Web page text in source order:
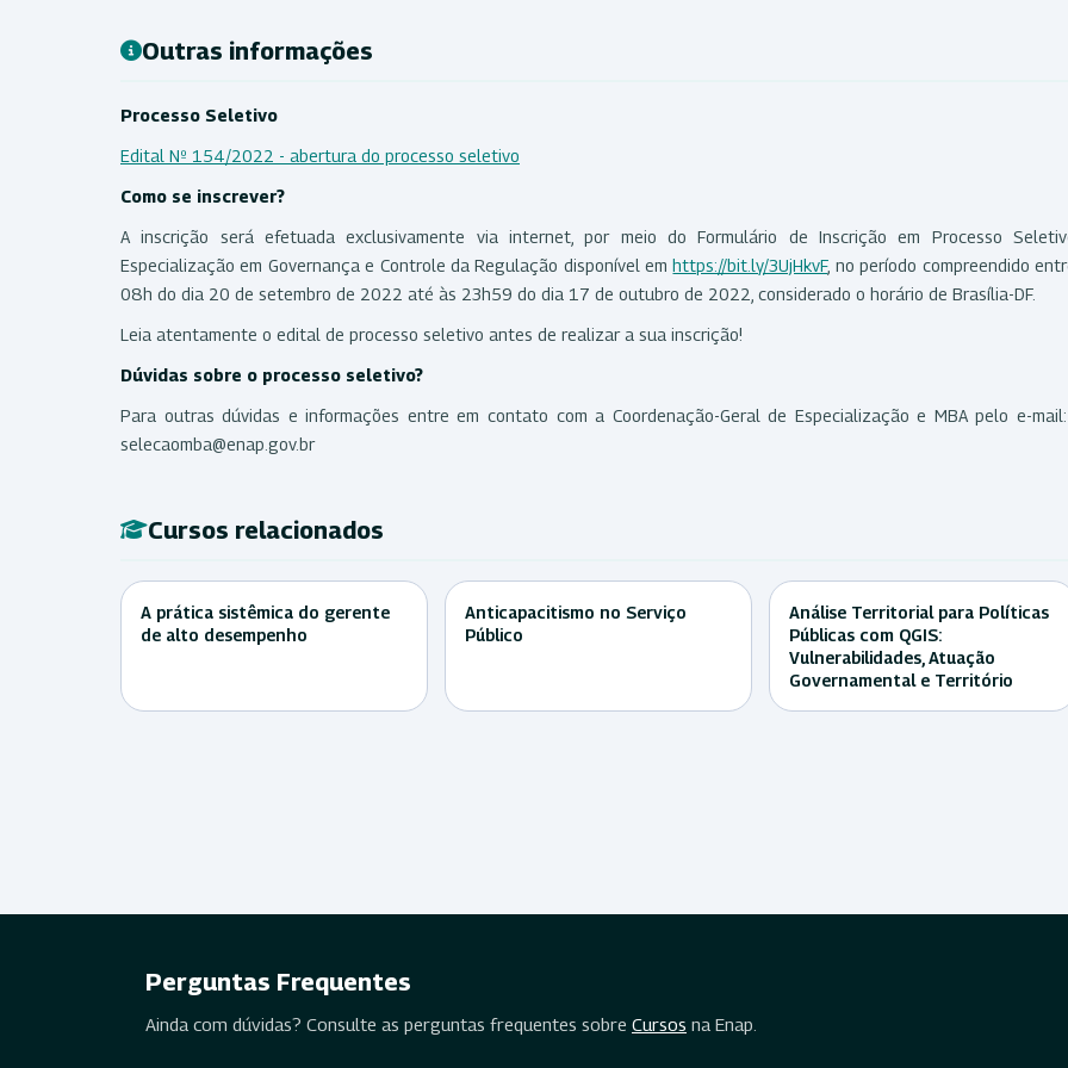
Outras informações
Processo Seletivo
Edital Nº 154/2022 - abertura do processo seletivo
Como se inscrever?
A inscrição será efetuada exclusivamente via internet, por meio do Formulário de Inscrição em Processo
Especialização em Governança e Controle da Regulação disponível emhttps://bit.ly/3UjHkvF, no período compreendido
08h do dia 20 de setembro de 2022 até às 23h59 do dia 17 de outubro de 2022, considerado o horário de Brasília-DF.
Leia atentamente o edital de processo seletivo antes de realizar a sua inscrição!
Dúvidas sobre o processo seletivo?
Para outras dúvidas e informações entre em contato com a Coordenação-Geral de Especialização e MBA pelo e-mail:
selecaomba@enap.gov.br
Cursos relacionados
A prática sistêmica do gerente
de alto desempenho
Anticapacitismo no Serviço
Público
Análise Territorial para Políticas
Públicas com QGIS:
Vulnerabilidades, Atuação
Governamental e Território
Perguntas Frequentes
Ainda com dúvidas? Consulte as perguntas frequentes sobre Cursos na Enap.